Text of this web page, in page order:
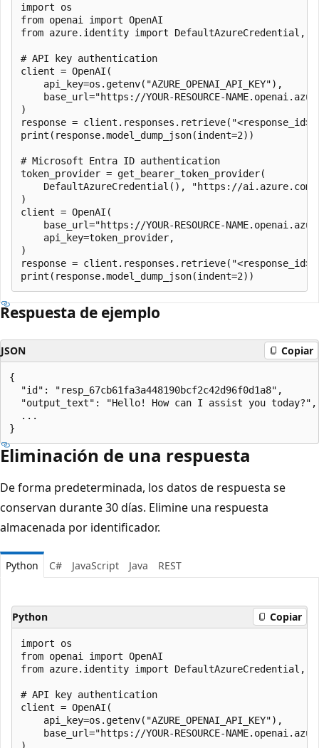
import os
from openai import OpenAI
from azure.identity import DefaultAzureCredential,
# API key authentication
client = OpenAI(
    api_key=os.getenv("AZURE_OPENAI_API_KEY"),
base_url="https://YOUR-RESOURCE-
)
response =
print(response.model_dump_json(indent=2))
# Microsoft Entra ID authentication
token_provider = get_bearer_token_provider(
DefaultAzureCredential(), "https://
)
client = OpenAI(
base_url="https://YOUR-RESOURCE-
    api_key=token_provider,
)
response =
Respuesta de ejemplo
JSON Copiar
{
  "id": "resp_67cb61fa3a448190bcf2c42d96f0d1a8",
  "output_text": "Hello! How can I assist you today?",
  ...
Eliminación de una respuesta
De forma predeterminada, los datos de respuesta se
conservan durante 30 días. Elimine una respuesta
almacenada por identificador.
Python C# JavaScript Java REST
Python Copiar
import os
from openai import OpenAI
from azure.identity import DefaultAzureCredential,
# API key authentication
client = OpenAI(
    api_key=os.getenv("AZURE_OPENAI_API_KEY"),
base_url="https://YOUR-RESOURCE-
)